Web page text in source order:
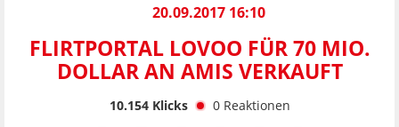
20.09.2017 16:10
FLIRTPORTAL LOVOO FÜR 70 MIO.
DOLLAR AN AMIS VERKAUFT
10.154Klicks 0 Reaktionen